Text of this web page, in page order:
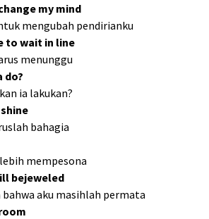
my mind
mengubah pendirianku
to wait in line
menunggu
do?
ia lakukan?
bahagia
mempesona
bejeweled
bahwa aku masihlah permata